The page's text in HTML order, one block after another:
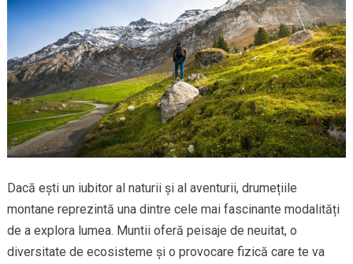
Dacă ești un iubitor al naturii și al aventurii, drumețiile
montane reprezintă una dintre cele mai fascinante modalități
de a explora lumea. Muntii oferă peisaje de neuitat, o
diversitate de ecosisteme și o provocare fizică care te va